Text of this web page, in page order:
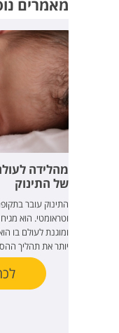
מאמרים
מהלידה
של התינוק
התינוק עובר
וטראומטי. הוא
ומוגנת לעולם בו
יותר את תהליך